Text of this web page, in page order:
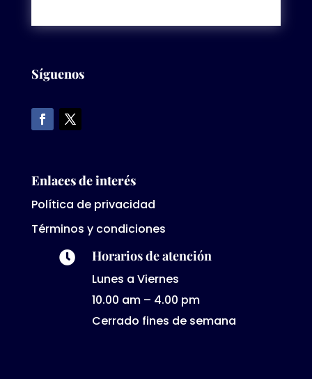
Síguenos
Enlaces de interés
Política de privacidad
Términos y condiciones

Horarios de atención
Lunes a Viernes
10.00 am – 4.00 pm
Cerrado fines de semana